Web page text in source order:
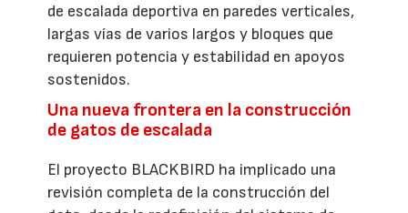
de escalada deportiva en paredes verticales,
largas vías de varios largos y bloques que
requieren potencia y estabilidad en apoyos
sostenidos.
Una nueva frontera en la construcción
de gatos de escalada
El proyecto BLACKBIRD ha implicado una
revisión completa de la construcción del